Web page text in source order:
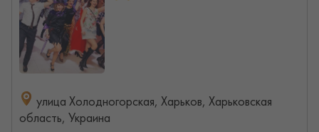
улица Холодногорская, Харьков, Харьковская
область, Украина